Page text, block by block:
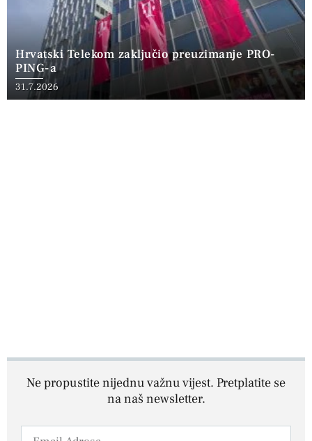
Hrvatski Telekom zaključio preuzimanje PRO-
PING-a
31.7.2026
Ne propustite nijednu važnu vijest. Pretplatite se
na naš newsletter.